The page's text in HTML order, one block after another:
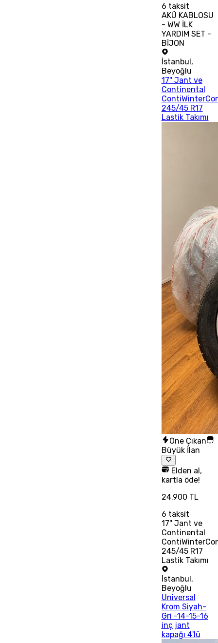
6 taksit
AKÜ KABLOSU
- WW İLK
YARDIM SET -
BİJON
İstanbul,
Beyoğlu
17" Jant ve
Continental
245/45 R17
Lastik Takımı
Öne Çıkan
Büyük İlan
Elden al,
kartla öde!
24.900 TL
6 taksit
17" Jant ve
Continental
245/45 R17
Lastik Takımı
İstanbul ,
Beyoğlu
Universal
Krom Siyah-
Gri -14-15-16
inç jant
kapağı 4'lü